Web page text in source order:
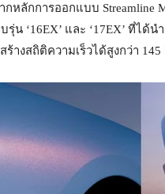
กหลักการออกแบบ
น ‘16EX’ และ ‘17EX’ ที่ได้
างสถิติความเร็วได้สูงกว่า